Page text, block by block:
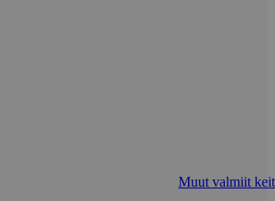
Muut valmiit